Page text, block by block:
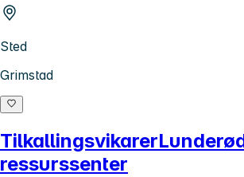
Sted
Grimstad
ressurssenter